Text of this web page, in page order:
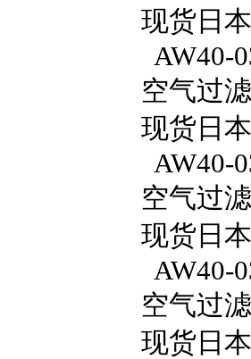
现货日
AW40-
空气过
现货日
AW40-
空气过
现货日
AW40-
空气过
现货日